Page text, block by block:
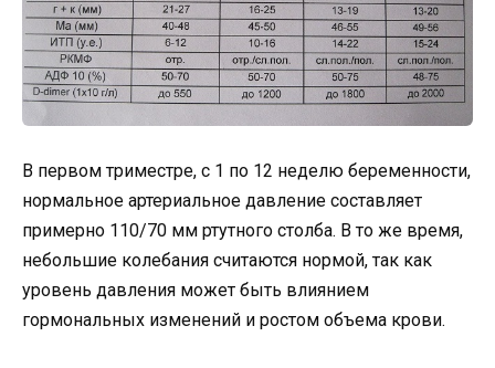
В первом триместре, с 1 по 12 неделю беременности,
нормальное артериальное давление составляет
примерно 110/70 мм ртутного столба. В то же время,
небольшие колебания считаются нормой, так как
уровень давления может быть влиянием
гормональных изменений и ростом объема крови.